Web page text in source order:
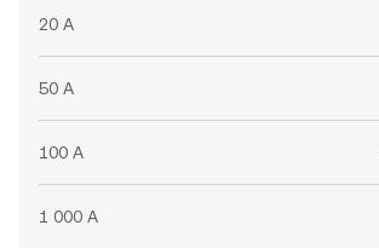
20 A
50 A
100 A
1 000 A